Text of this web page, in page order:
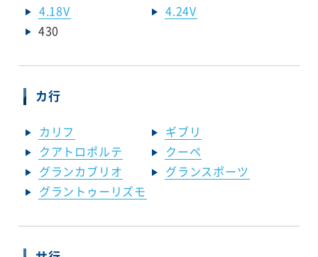
4.18V
4.24V
430
カ行
カリフ
ギブリ
クアトロポルテ
クーペ
グランカブリオ
グランスポーツ
グラントゥーリズモ